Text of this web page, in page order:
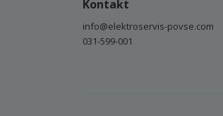
Kontakt
info@elektroservis-povse.com
031-599-001